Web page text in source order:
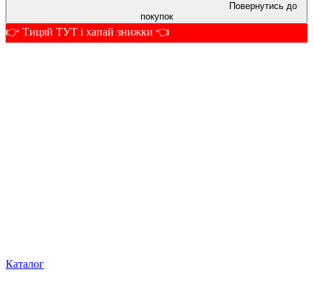
Повернутись до
покупок
👉 Тицяй ТУТ і хапай знижки 👈
Каталог